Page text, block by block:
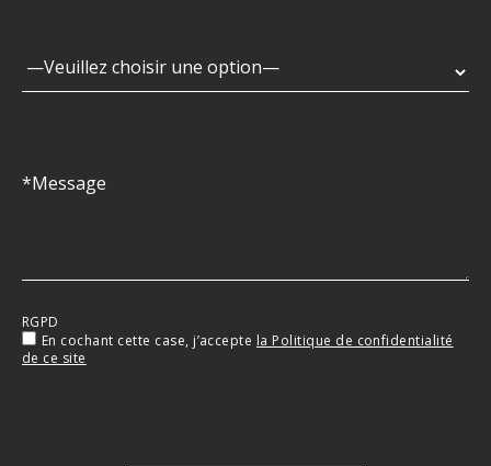
RGPD
En cochant cette case, j’accepte la Politique de confidentialité
de ce site